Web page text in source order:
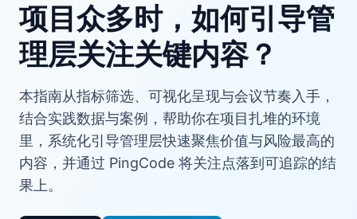
项目众多时，如何引导管
理层关注关键内容？
本指南从指标筛选、可视化呈现与会议节奏入手，
结合实践数据与案例，帮助你在项目扎堆的环境
里，系统化引导管理层快速聚焦价值与风险最高的
内容，并通过 PingCode 将关注点落到可追踪的结
果上。